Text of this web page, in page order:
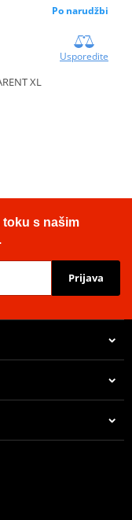
Po narudžbi
Usporedite
XL
toku s našim
Prijava